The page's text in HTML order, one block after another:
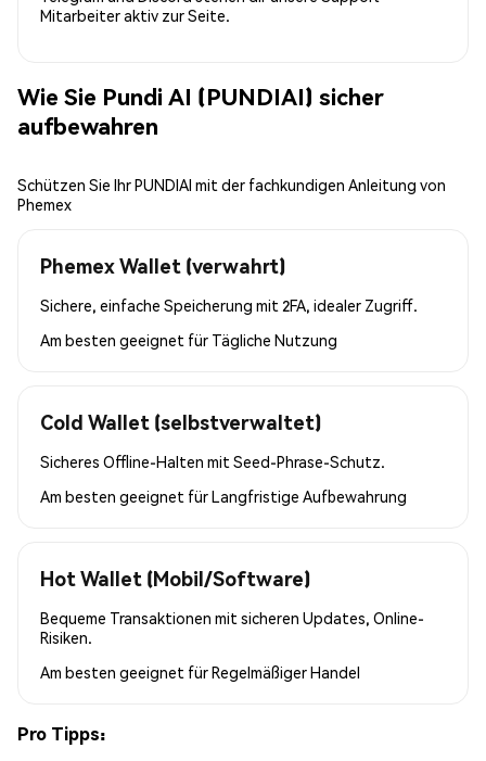
Mitarbeiter aktiv zur Seite.
Wie Sie Pundi AI (PUNDIAI) sicher
aufbewahren
Schützen Sie Ihr PUNDIAI mit der fachkundigen Anleitung von
Phemex
Phemex Wallet (verwahrt)
Sichere, einfache Speicherung mit 2FA, idealer Zugriff.
Am besten geeignet für Tägliche Nutzung
Cold Wallet (selbstverwaltet)
Sicheres Offline-Halten mit Seed-Phrase-Schutz.
Am besten geeignet fürLangfristige Aufbewahrung
Hot Wallet (Mobil/Software)
Bequeme Transaktionen mit sicheren Updates, Online-
Risiken.
Am besten geeignet fürRegelmäßiger Handel
Pro Tipps: